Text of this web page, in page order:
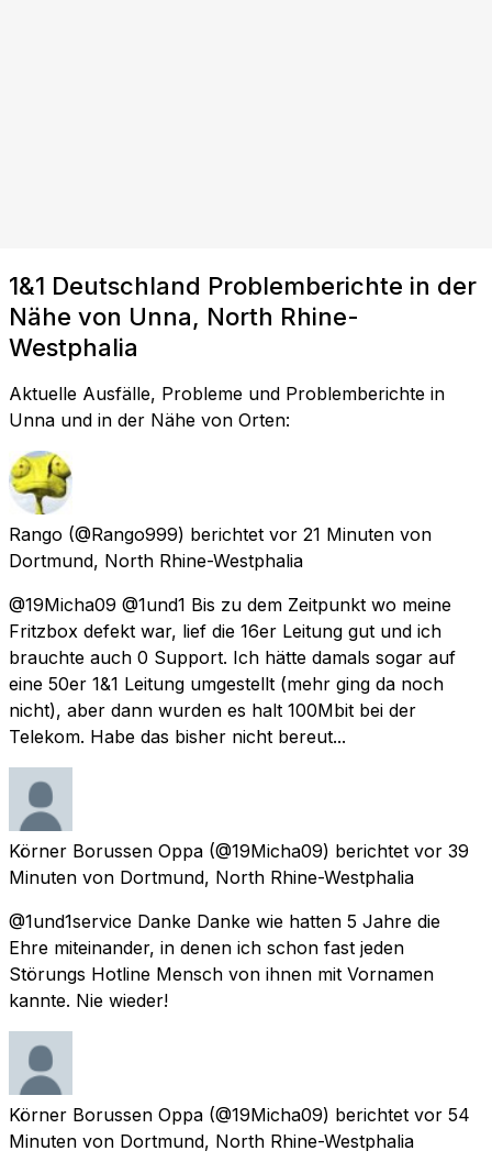
1&1 Deutschland Problemberichte in der
Nähe von Unna, North Rhine-
Westphalia
Aktuelle Ausfälle, Probleme und Problemberichte in
Unna und in der Nähe von Orten:
Rango (@Rango999) berichtet vor 21 Minuten von
Dortmund, North Rhine-Westphalia
@19Micha09 @1und1 Bis zu dem Zeitpunkt wo meine
Fritzbox defekt war, lief die 16er Leitung gut und ich
brauchte auch 0 Support. Ich hätte damals sogar auf
eine 50er 1&1 Leitung umgestellt (mehr ging da noch
nicht), aber dann wurden es halt 100Mbit bei der
Telekom. Habe das bisher nicht bereut...
Körner Borussen Oppa (@19Micha09) berichtet vor 39
Minuten von Dortmund, North Rhine-Westphalia
@1und1service Danke Danke wie hatten 5 Jahre die
Ehre miteinander, in denen ich schon fast jeden
Störungs Hotline Mensch von ihnen mit Vornamen
kannte. Nie wieder!
Körner Borussen Oppa (@19Micha09) berichtet vor 54
Minuten von Dortmund, North Rhine-Westphalia